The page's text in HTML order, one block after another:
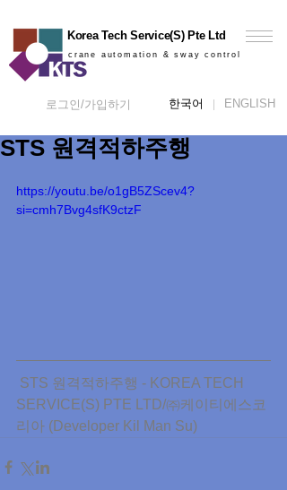
한국어 ENGLISH
로그인/가입하기
Korea Tech Service(S) Pte Ltd
crane automation & sway control
STS 원격적하주행
https://youtu.be/o1gB5ZScev4?
si=cmh7Bvg4sfK9ctzF
SERVICE(S) PTE LTD/㈜케이티에스코
리아 (Developer Kil Man Su)